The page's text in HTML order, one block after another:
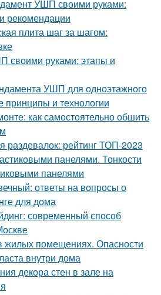
УШП своими руками:
рекомендации
плита шаг за шагом:
своими руками: этапы и
УШП для одноэтажного
и технологии
как самостоятельно обшить
рейтинг ТОП-2023
панелями. Тонкости
панелями
ответы на вопросы о
для дома
современный способ
жилых помещениях. Опасности
внутри дома
декора стен в зале на